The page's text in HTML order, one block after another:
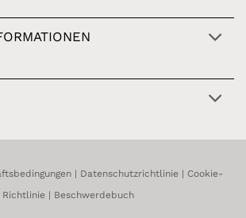
Datenschutzrichtlinie
Cookie-
Richtlinie
Beschwerdebuch